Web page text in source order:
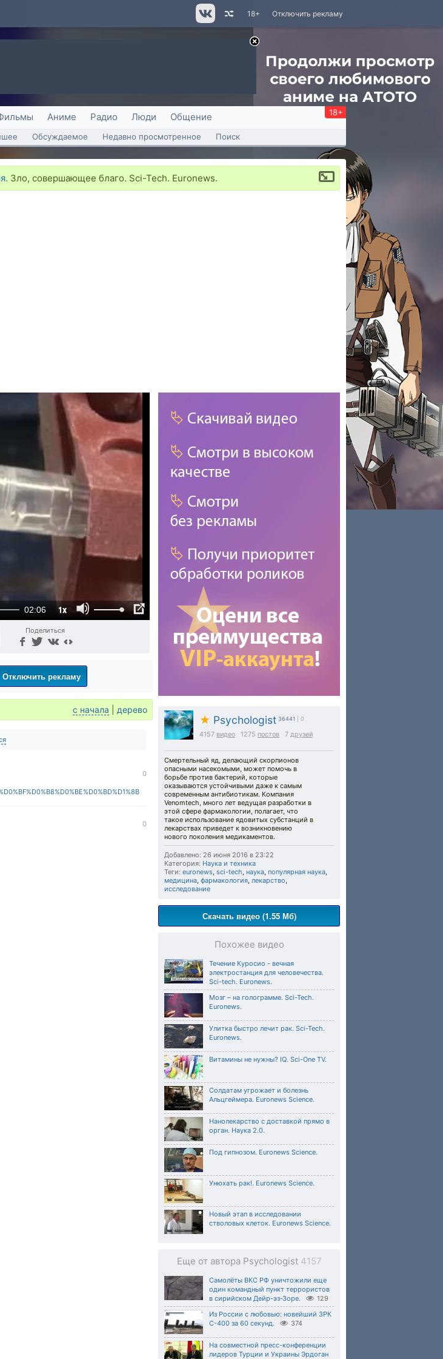
Отключить рекламу
18+
Аниме Радио Люди Общение 18+
Обсуждаемое Недавно просмотренное Поиск
Зло, совершающее благо. Sci-Tech. Euronews.
02:06 1x
Поделиться
★ Psychologist 36441 | 0
4157 видео 1275 постов 7 друзей
Смертельный яд, делающий скорпионов
опасными насекомыми, может помочь в
борьбе против бактерий, которые
оказываются устойчивыми даже к самым
современным антибиотикам. Компания
Venomtech, много лет ведущая разработки в
этой сфере фармакологии, полагает, что
такое использование ядовитых субстанций в
лекарствах приведет к возникновению
нового поколения медикаментов.
Добавлено: 26 июня 2016 в 23:22
Категория: Наука и техника
Теги: euronews, sci-tech, наука, популярная наука,
медицина, фармакология, лекарство,
исследование
Скачать видео (1.55 Мб)
Похожее видео
Течение Куросио - вечная
электростанция для человечества.
Sci-tech. Euronews.
Мозг – на голограмме. Sci-Tech.
Euronews.
Улитка быстро лечит рак. Sci-Tech.
Euronews.
Витамины не нужны? IQ. Sci-One TV.
Солдатам угрожает и болезнь
Альцгеймера. Euronews Science.
Нанолекарство с доставкой прямо в
орган. Наука 2.0.
Под гипнозом. Euronews Science.
Унюхать рак!. Euronews Science.
Новый этап в исследовании
стволовых клеток. Euronews Science.
Еще от автора Psychologist 4157
Самолёты ВКС РФ уничтожили еще
один командный пункт террористов
в сирийском Дейр-эз-Зоре.
129
Из России с любовью: новейший ЗРК
С-400 за 60 секунд.
374
На совместной пресс-конференции
лидеров Турции и Украины Эрдоган
Отключить рекламу
с начала дерево
0
0